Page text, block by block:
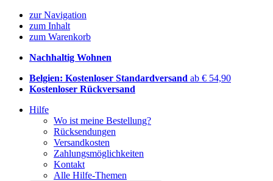
zur Navigation
zum Inhalt
zum Warenkorb
Nachhaltig Wohnen
Belgien: Kostenloser Standardversand ab € 54,90
Kostenloser Rückversand
Hilfe
Wo ist meine Bestellung?
Rücksendungen
Versandkosten
Zahlungsmöglichkeiten
Kontakt
Alle Hilfe-Themen